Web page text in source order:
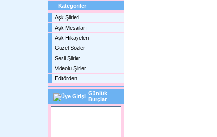
Kategoriler
Aşk Şiirleri
Aşk Mesajları
Aşk Hikayeleri
Güzel Sözler
Sesli Şiirler
Videolu Şiirler
Editörden
Günlük
Burçlar